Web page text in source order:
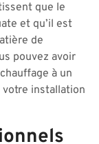
que le
et qu’il est
de
pouvez avoir
à un
installation